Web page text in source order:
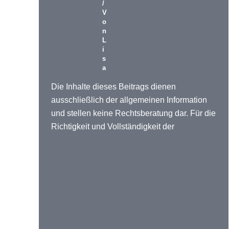
/
V
o
n
L
i
s
a
Die Inhalte dieses Beitrags dienen
ausschließlich der allgemeinen Information
und stellen keine Rechtsberatung dar. Für die
Richtigkeit und Vollständigkeit der